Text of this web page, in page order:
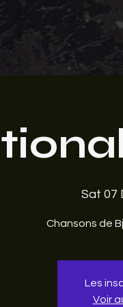
Sat 07
Chansons de
Les
Voir